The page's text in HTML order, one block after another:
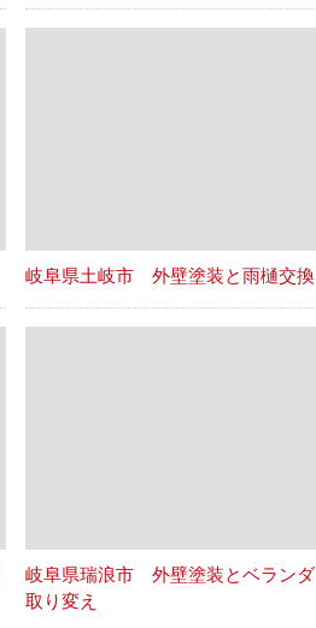
岐阜県土岐市 外壁塗装と雨樋交換
岐阜県瑞浪市 外壁塗装とベランダ
取り変え